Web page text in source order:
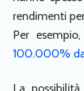
rendimenti
Per esempio,
100.000%
La